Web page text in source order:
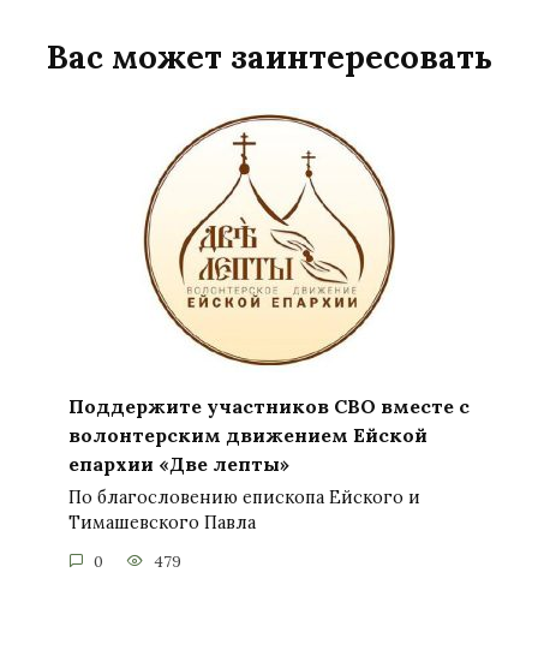
Вас может заинтересовать
Поддержите участников СВО вместе с
волонтерским движением Ейской
епархии «Две лепты»
По благословению епископа Ейского и
Тимашевского Павла
0 479